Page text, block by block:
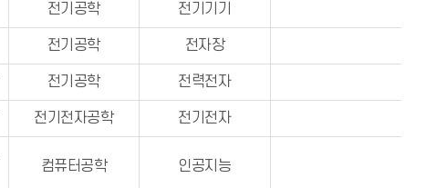
전기공학 전기기기
전기공학 전자장
전기공학 전력전자
전기전자공학 전기전자
컴퓨터공학 인공지능